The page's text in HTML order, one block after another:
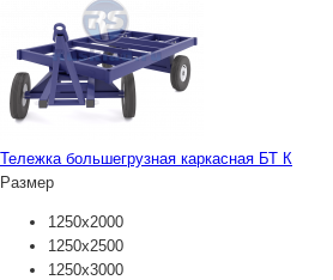
Тележка большегрузная каркасная БТ К
Размер
1250х2000
1250х2500
1250х3000